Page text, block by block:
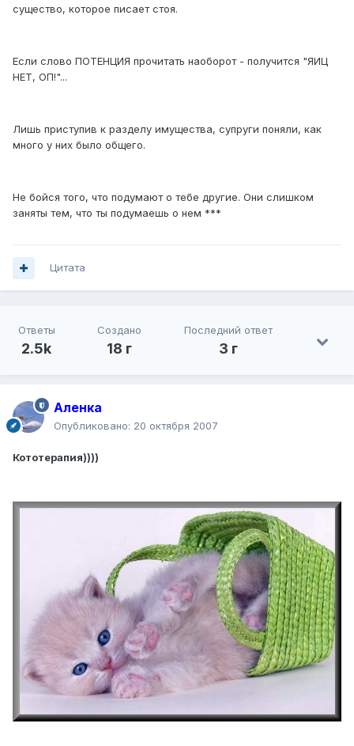
существо, которое писает стоя.
Если слово ПОТЕНЦИЯ прочитать наоборот - получится "ЯИЦ
НЕТ, ОП!"...
Лишь приступив к разделу имущества, супруги поняли, как
много у них было общего.
Не бойся того, что подумают о тебе другие. Они слишком
заняты тем, что ты подумаешь о нем ***
Цитата
Ответы
2.5k
Создано
18 г
Последний ответ
3 г
Аленка
Опубликовано: 20 октября 2007
Кототерапия))))